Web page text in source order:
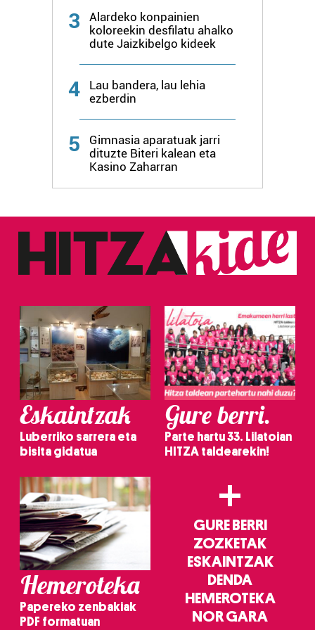
datuen atalean. Edozein unetan alda edo ken dezakezu
zure baimena Cookieen adierazpenean.
Webgune honek cookie propioak eta hirugarrenen cookie-
fitxategiak erabiltzen ditu. Zure esperientzia eta
zerbitzuak hobetzeko asmoz, cookie teknologiaz
baliatzen gara. Ohar hau onartuz gero, teknologia hori
erabiltzeko baimen esplizitua ematen diguzu.
3
Alardeko konpainien
koloreekin desfilatu ahalko
dute Jaizkibelgo kideek
4
Lau bandera, lau lehia
ezberdin
5
Gimnasia aparatuak jarri
dituzte Biteri kalean eta
Kasino Zaharran
Eskaintzak
Luberriko sarrera eta
bisita gidatua
Gure berri.
Parte hartu 33. Lilatoian
HITZA taldearekin!
Hemeroteka
Papereko zenbakiak
PDF formatuan
+
GURE BERRI
ZOZKETAK
ESKAINTZAK
DENDA
HEMEROTEKA
NOR GARA